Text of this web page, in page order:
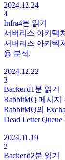
2024.12.24
4
Infra4분 읽기
서버리스 아키텍
서버리스 아키텍
용 분석.
2024.12.22
3
Backend1분 읽기
RabbitMQ 메시지
RabbitMQ의
Dead Letter Queue
2024.11.19
2
Backend2분 읽기